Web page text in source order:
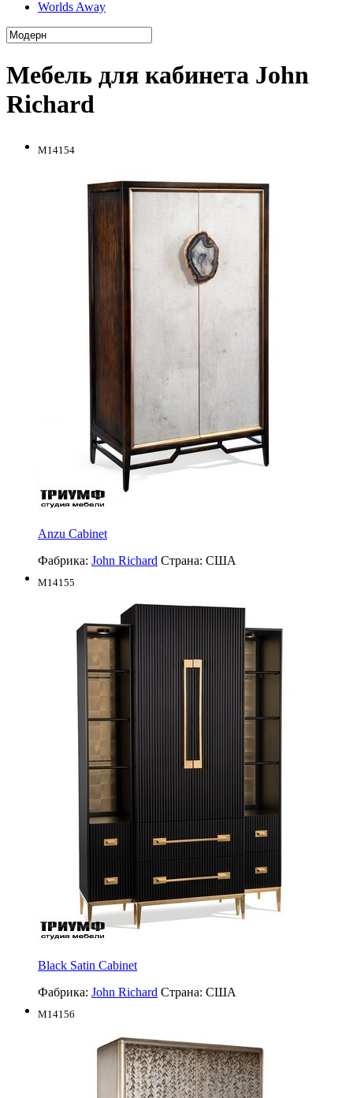
Worlds Away
Мебель для кабинета John
Richard
M14154
Anzu Cabinet
Фабрика: John Richard Страна: США
M14155
Black Satin Cabinet
Фабрика: John Richard Страна: США
M14156